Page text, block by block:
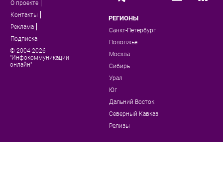
О проекте
Контакты
Реклама
Подписка
© 2004-2026
"Инфокоммуникации
онлайн"
РЕГИОНЫ
Санкт-Петербург
Поволжье
Москва
Сибирь
Урал
Юг
Дальний Восток
Северный Кавказ
Релизы